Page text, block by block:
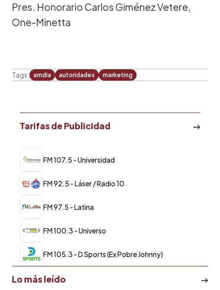
Pres. Honorario Carlos Giménez Vetere,
One-Minetta
Tags: amdia autoridades marketing
Tarifas de Publicidad
FM 107.5 - Universidad
FM 92.5 - Láser / Radio 10
FM 97.5 - Latina
FM 100.3 - Universo
FM 105.3 - D Sports (Ex Pobre Johnny)
Lo más leído